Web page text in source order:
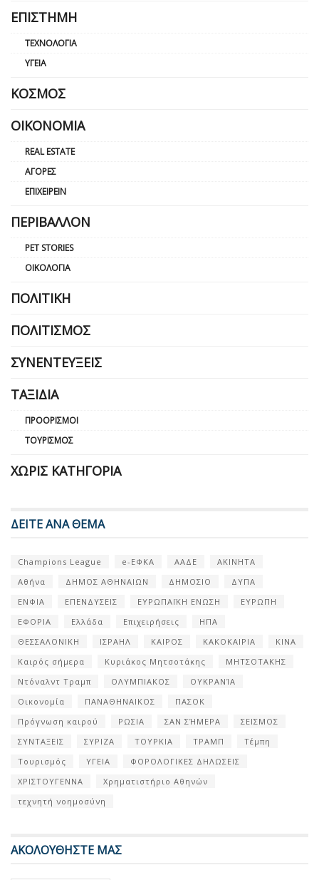
ΕΠΙΣΤΉΜΗ
ΤΕΧΝΟΛΟΓΊΑ
ΥΓΕΊΑ
ΚΌΣΜΟΣ
ΟΙΚΟΝΟΜΊΑ
REAL ESTATE
ΑΓΟΡΈΣ
ΕΠΙΧΕΙΡΕΊΝ
ΠΕΡΙΒΆΛΛΟΝ
PET STORIES
ΟΙΚΟΛΟΓΊΑ
ΠΟΛΙΤΙΚΉ
ΠΟΛΙΤΙΣΜΌΣ
ΣΥΝΕΝΤΕΎΞΕΙΣ
ΤΑΞΊΔΙΑ
ΠΡΟΟΡΙΣΜΟΊ
ΤΟΥΡΙΣΜΌΣ
ΧΩΡΊΣ ΚΑΤΗΓΟΡΊΑ
ΔΕΙΤΕ ΑΝΑ ΘΕΜΑ
Champions League e-ΕΦΚΑ ΑΑΔΕ
ΑΚΙΝΗΤΑ
Αθήνα
ΔΗΜΟΣ ΑΘΗΝΑΙΩΝ ΔΗΜΟΣΙΟ
ΔΥΠΑ
ΕΝΦΙΑ
ΕΠΕΝΔΥΣΕΙΣ ΕΥΡΩΠΑΪΚΗ ΕΝΩΣΗ
ΕΥΡΩΠΗ
ΕΦΟΡΙΑ
Ελλάδα Επιχειρήσεις
ΗΠΑ
ΘΕΣΣΑΛΟΝΙΚΗ
ΙΣΡΑΗΛ ΚΑΙΡΟΣ ΚΑΚΟΚΑΙΡΙΑ
ΚΙΝΑ
Καιρός σήμερα
Κυριάκος Μητσοτάκης
ΜΗΤΣΟΤΑΚΗΣ
Ντόναλντ Τραμπ
ΟΛΥΜΠΙΑΚΟΣ
ΟΥΚΡΑΝΊΑ
Οικονομία
ΠΑΝΑΘΗΝΑΙΚΟΣ
ΠΑΣΟΚ
Πρόγνωση καιρού
ΡΩΣΙΑ ΣΑΝ ΣΉΜΕΡΑ
ΣΕΙΣΜΟΣ
ΣΥΝΤΑΞΕΙΣ
ΣΥΡΙΖΑ ΤΟΥΡΚΙΑ ΤΡΑΜΠ
Τέμπη
Τουρισμός
ΥΓΕΙΑ
ΦΟΡΟΛΟΓΙΚΕΣ ΔΗΛΩΣΕΙΣ
ΧΡΙΣΤΟΥΓΕΝΝΑ
Χρηματιστήριο Αθηνών
τεχνητή νοημοσύνη
ΑΚΟΛΟΥΘΗΣΤΕ ΜΑΣ